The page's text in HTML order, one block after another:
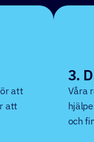
att
att
3.
Våra
och